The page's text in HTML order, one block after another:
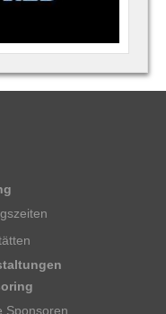
Sponsoren